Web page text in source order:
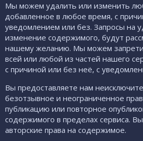
Мы можем удалить или изменить
добавленное в любое время, с
уведомлением или без. Запросы на
изменение содержимого, будут
нашему желанию. Мы можем
всей или любой из частей нашего
с причиной или без неё, с
Вы предоставляете нам
безотзывное и неограниченное
публикацию или повторное
содержимого в пределах сервиса.
авторские права на содержимое.